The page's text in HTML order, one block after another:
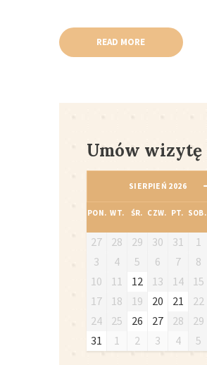
READ MORE
Umów wizytę
SIERPIEŃ 2026
PON. WT. ŚR. CZW. PT. SOB.
27 28 29 30 31 1
3
4 5 6 7 8
10
11 12 13 14 15
17
18 19 20 21 22
24
25 26 27 28 29
31
1 2 3 4 5